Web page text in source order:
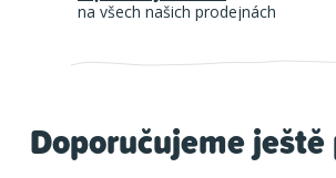
Doporučujeme
na všech našich prodejnách